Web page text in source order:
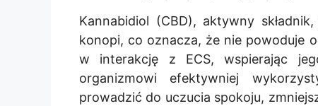
Kannabidiol (CBD), aktywny
konopi, co oznacza, że nie powoduje
w interakcję z ECS, wspierając
organizmowi efektywniej
prowadzić do uczucia spokoju,